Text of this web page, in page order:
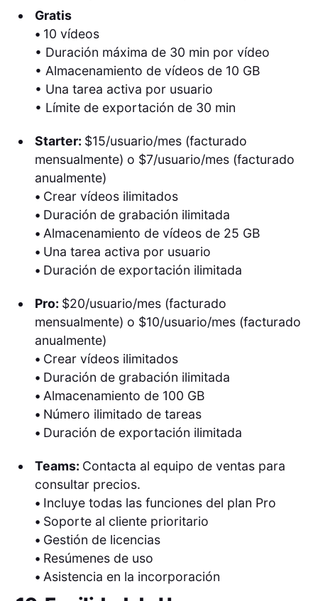
Gratis
• 10 vídeos
• Duración máxima de 30 min por vídeo
• Almacenamiento de vídeos de 10 GB
• Una tarea activa por usuario
• Límite de exportación de 30 min
Starter: $15/usuario/mes (facturado
mensualmente) o $7/usuario/mes (facturado
anualmente)
• Crear vídeos ilimitados
• Duración de grabación ilimitada
• Almacenamiento de vídeos de 25 GB
• Una tarea activa por usuario
• Duración de exportación ilimitada
Pro: $20/usuario/mes (facturado
mensualmente) o $10/usuario/mes (facturado
anualmente)
• Crear vídeos ilimitados
• Duración de grabación ilimitada
• Almacenamiento de 100 GB
• Número ilimitado de tareas
• Duración de exportación ilimitada
Teams: Contacta al equipo de ventas para
consultar precios.
• Incluye todas las funciones del plan Pro
• Soporte al cliente prioritario
• Gestión de licencias
• Resúmenes de uso
• Asistencia en la incorporación